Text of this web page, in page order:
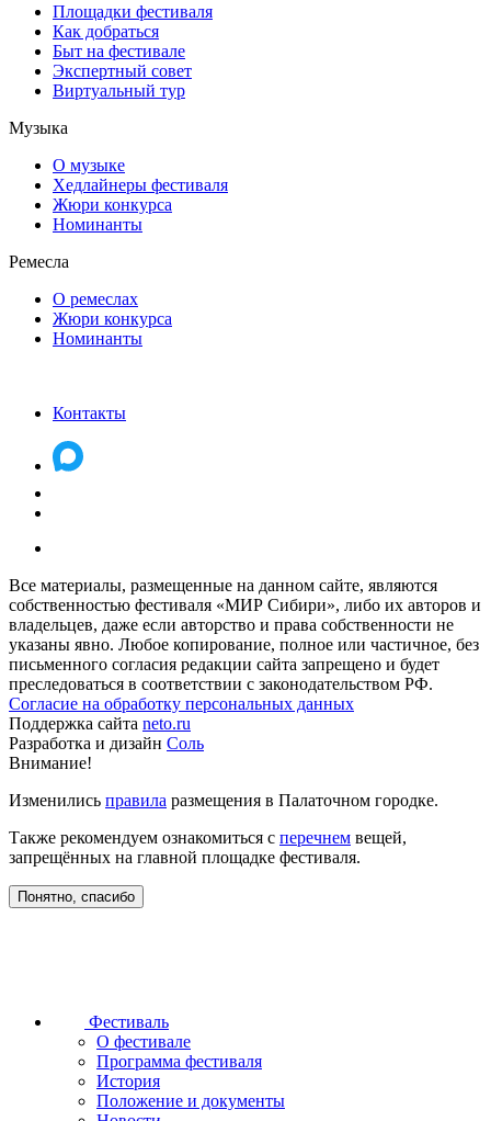
Площадки фестиваля
Как добраться
Быт на фестивале
Экспертный совет
Виртуальный тур
Музыка
О музыке
Хедлайнеры фестиваля
Жюри конкурса
Номинанты
Ремесла
О ремеслах
Жюри конкурса
Номинанты
Контакты
Все материалы, размещенные на данном сайте, являются
собственностью фестиваля «МИР Сибири», либо их авторов и
владельцев, даже если авторство и права собственности не
указаны явно. Любое копирование, полное или частичное, без
письменного согласия редакции сайта запрещено и будет
преследоваться в соответствии с законодательством РФ.
Согласие на обработку персональных данных
Поддержка сайта neto.ru
Разработка и дизайн Соль
Внимание!
Изменились правила размещения в Палаточном городке.
Также рекомендуем ознакомиться с перечнем вещей,
запрещённых на главной площадке фестиваля.
Понятно, спасибо
Фестиваль
О фестивале
Программа фестиваля
История
Положение и документы